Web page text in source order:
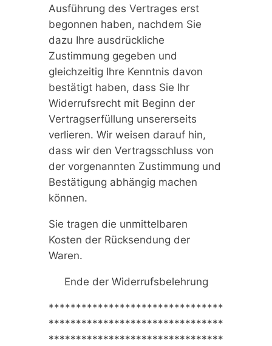
Ausführung des Vertrages erst
begonnen haben, nachdem Sie
dazu Ihre ausdrückliche
Zustimmung gegeben und
gleichzeitig Ihre Kenntnis davon
bestätigt haben, dass Sie Ihr
Widerrufsrecht mit Beginn der
Vertragserfüllung unsererseits
verlieren. Wir weisen darauf hin,
dass wir den Vertragsschluss von
der vorgenannten Zustimmung und
Bestätigung abhängig machen
können.
Sie tragen die unmittelbaren
Kosten der Rücksendung der
Waren.
Ende der Widerrufsbelehrung
********************************
********************************
********************************